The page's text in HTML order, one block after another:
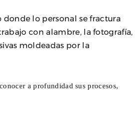
donde lo personal se fractura
con alambre, la fotografía,
moldeadas por la
a profundidad sus procesos,